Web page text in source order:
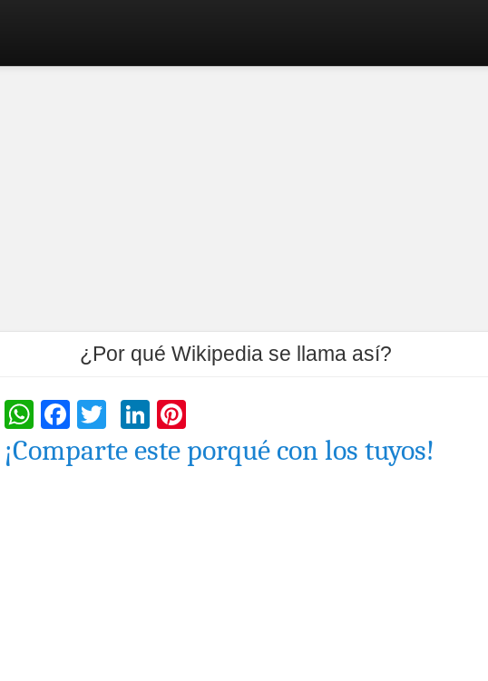
¿Por qué Wikipedia se llama así?
WhatsApp
Facebook
TwitterLinkedIn
¡Comparte este porqué con los tuyos!